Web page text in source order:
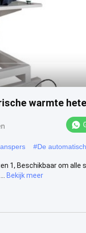
warmte
#De
Beschikbaar om alle
Bekijk meer